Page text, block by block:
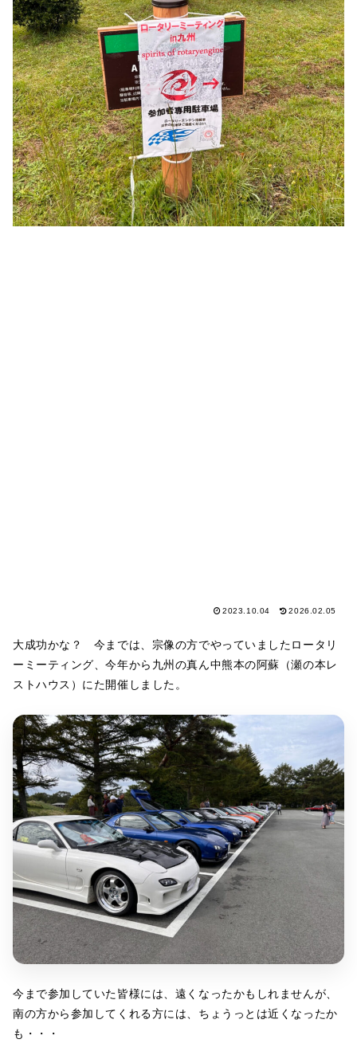
2023.10.04 2026.02.05
大成功かな？ 今までは、宗像の方でやっていましたロータリ
ーミーティング、今年から九州の真ん中熊本の阿蘇（瀬の本レ
ストハウス）にた開催しました。
今まで参加していた皆様には、遠くなったかもしれませんが、
南の方から参加してくれる方には、ちょうっとは近くなったか
も・・・